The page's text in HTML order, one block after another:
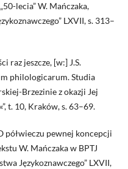
lecia” W. Mańczaka,
LXVII, s. 313–
raz jeszcze, [w:] J.S.
philologicarum. Studia
Brzezinie z okazji Jej
t. 10, Kraków, s. 63–69.
półwieczu pewnej koncepcji
W. Mańczaka w BPTJ
Językoznawczego” LXVII,